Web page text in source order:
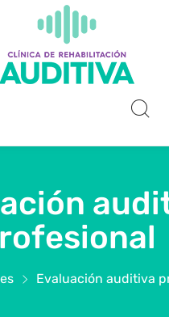
Evaluación auditiva